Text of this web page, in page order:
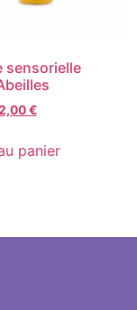
sensorielle
€
panier